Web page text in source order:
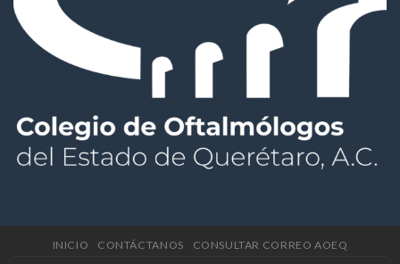
INICIO CONTÁCTANOS CONSULTAR CORREO AOEQ